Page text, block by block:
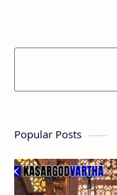
Popular Posts